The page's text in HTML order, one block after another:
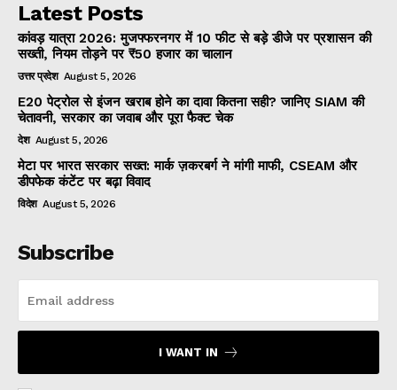
Latest Posts
कांवड़ यात्रा 2026: मुजफ्फरनगर में 10 फीट से बड़े डीजे पर प्रशासन की
सख्ती, नियम तोड़ने पर ₹50 हजार का चालान
उत्तर प्रदेश August 5, 2026
E20 पेट्रोल से इंजन खराब होने का दावा कितना सही? जानिए SIAM की
चेतावनी, सरकार का जवाब और पूरा फैक्ट चेक
देश August 5, 2026
मेटा पर भारत सरकार सख्त: मार्क ज़करबर्ग ने मांगी माफी, CSEAM और
डीपफेक कंटेंट पर बढ़ा विवाद
विदेश August 5, 2026
Subscribe
I WANT IN